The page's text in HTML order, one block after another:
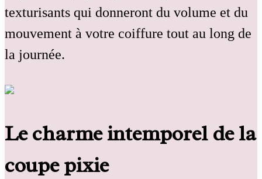
texturisants qui donneront du volume et du
mouvement à votre coiffure tout au long de
la journée.
Le charme intemporel de la
coupe pixie